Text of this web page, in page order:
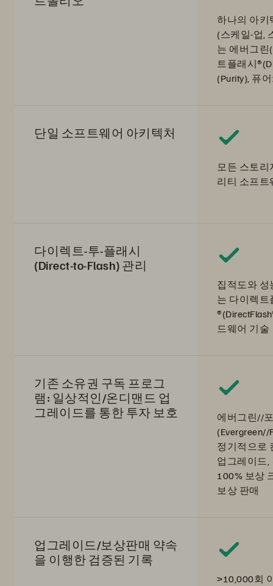
하나의 아키
(스케일-업,
는 에버그린
트플래시
(Purity), 퓨
단일 소프트웨어 아키텍처
모든 스토
리티 소프트
다이렉트-투-플래시
(Direct-to-Flash) 관리
집적도와 성
는 다이렉트
드웨어 기술
기존 소유권 구독 프로그
램: 일상적인/온디맨드 업
그레이드를 통한 투자 보호
에버그린//
정기적으로
업그레이드
100% 보상
보상 판매
업그레이드/보상판매 약속
을 이행한 검증된 기록
>10,000회